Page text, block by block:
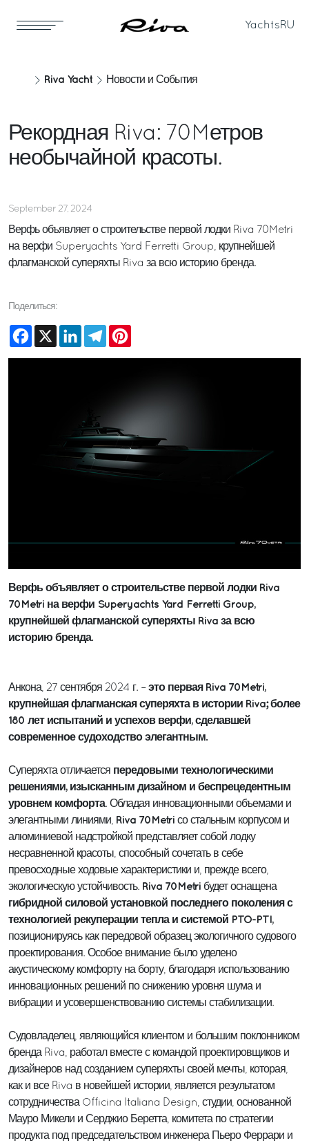
Yachts RU
Riva Yacht Новости и События
Рекордная Riva: 70Mетров
необычайной красоты.
September 27, 2024
Верфь объявляет о строительстве первой лодки Riva 70Metri
на верфи Superyachts Yard Ferretti Group, крупнейшей
флагманской суперяхты Riva за всю историю бренда.
Поделиться:
Facebook
X LinkedInTelegram
Верфь объявляет о строительстве первой лодки Riva
70Metri на верфи Superyachts Yard Ferretti Group,
крупнейшей флагманской суперяхты Riva за всю
историю бренда.
Анкона, 27 сентября 2024 г. –это первая Riva 70Metri,
крупнейшая флагманская суперяхта в истории Riva; более
180 лет испытаний и успехов верфи, сделавшей
современное судоходство элегантным.
Суперяхта отличается передовыми технологическими
решениями, изысканным дизайном и беспрецедентным
уровнем комфорта. Обладая инновационными объемами и
элегантными линиями,
Riva 70Metri со стальным корпусом и
алюминиевой надстройкой представляет собой лодку
несравненной красоты, способный сочетать в себе
превосходные ходовые характеристики и, прежде всего,
экологическую устойчивость. Riva 70Metri будет оснащена
гибридной силовой установкой последнего поколения с
технологией рекуперации тепла и системой PTO-PTI,
позиционируясь как передовой образец экологичного судового
проектирования. Особое внимание было уделено
акустическому комфорту на борту, благодаря использованию
инновационных решений по снижению уровня шума и
вибрации и усовершенствованию системы стабилизации.
Судовладелец, являющийся клиентом и большим поклонником
бренда Riva, работал вместе с командой проектировщиков и
дизайнеров над созданием суперяхты своей мечты, которая,
как и все Riva в новейшей истории, является результатом
сотрудничества Officina Italiana Design, студии, основанной
Мауро Микели и Серджио Беретта, комитета по стратегии
продукта под председательством инженера Пьеро Феррари и